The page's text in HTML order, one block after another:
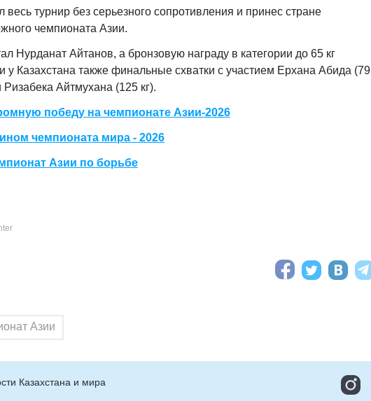
турнир без серьезного сопротивления и принес стране
чемпионата Азии.
Нурданат Айтанов, а бронзовую награду в категории до 65 кг
Казахстана также финальные схватки с участием Ерхана Абида (79
Айтмухана (125 кг).
победу на чемпионате Азии-2026
чемпионата мира - 2026
Азии по борьбе
Азии
Казахстана и мира